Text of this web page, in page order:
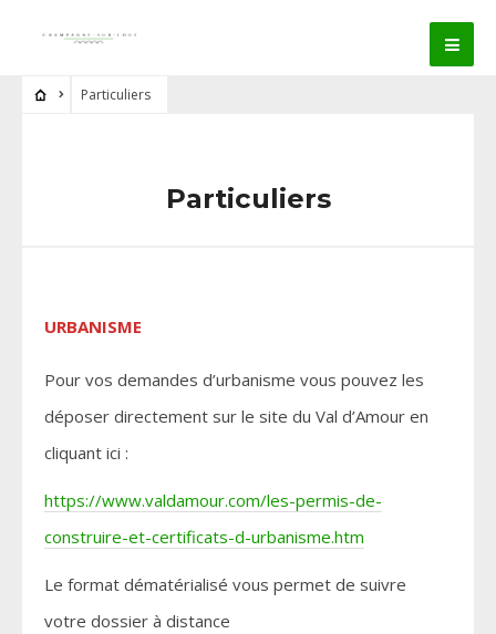
Particuliers
Particuliers
URBANISME
Pour vos demandes d’urbanisme vous pouvez les
déposer directement sur le site du Val d’Amour en
cliquant ici :
https://www.valdamour.com/les-permis-de-
construire-et-certificats-d-urbanisme.htm
Le format dématérialisé vous permet de suivre
votre dossier à distance